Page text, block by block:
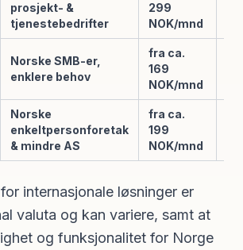
prosjekt- &
tjenestebedrifter
299
NOK/mnd
Norske SMB-er,
enklere behov
fra ca.
169
NOK/mnd
Norske
enkeltpersonforetak
& mindre AS
fra ca.
199
NOK/mnd
internasjonale løsninger er
valuta og kan variere, samt at
og funksjonalitet for Norge